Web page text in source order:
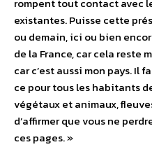
rompent tout contact avec
existantes. Puisse cette
ou demain, ici ou bien
de la France, car cela reste
car c’est aussi mon pays. Il
ce pour tous les habitants
végétaux et animaux,
d’affirmer que vous ne
ces pages. »